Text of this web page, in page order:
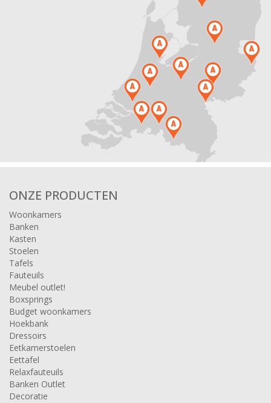
ONZE PRODUCTEN
Woonkamers
Banken
Kasten
Stoelen
Tafels
Fauteuils
Meubel outlet!
Boxsprings
Budget woonkamers
Hoekbank
Dressoirs
Eetkamerstoelen
Eettafel
Relaxfauteuils
Banken Outlet
Decoratie